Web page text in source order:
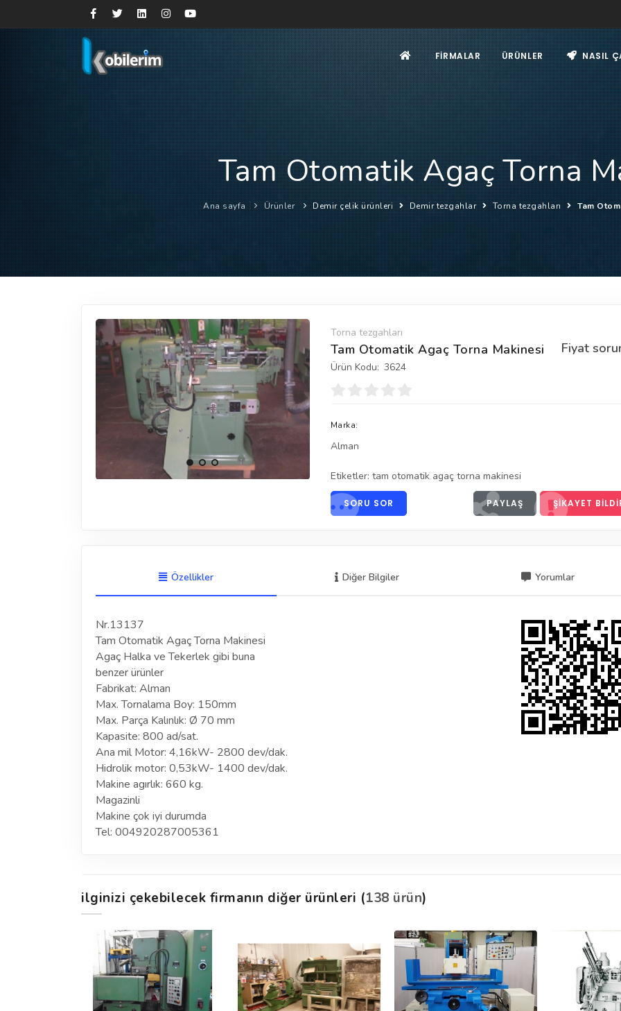
FIRMALAR ÜRÜNLER NASIL
Tam Otomatik Agaç Torna
Ana sayfa Ürünler Demir çelik ürünleri Demir tezgahlar Torna tezgahları Tam
Torna tezgahları
Fiyat
Tam Otomatik Agaç Torna Makinesi
Ürün Kodu: 3624
Marka:
Alman
Etiketler: tam otomatik agaç torna makinesi
SORU SOR PAYLAŞ ŞIKAYET
Özellikler Diğer Bilgiler Yorumlar
Nr.13137
Tam Otomatik Agaç Torna Makinesi
Agaç Halka ve Tekerlek gibi buna
benzer ürünler
Fabrikat: Alman
Max. Tornalama Boy: 150mm
Max. Parça Kalınlık: Ø 70 mm
Kapasite: 800 ad/sat.
Ana mil Motor: 4,16kW- 2800 dev/dak.
Hidrolik motor: 0,53kW- 1400 dev/dak.
Makine agırlık: 660 kg.
Magazinli
Makine çok iyi durumda
Tel: 004920287005361
ilginizi çekebilecek firmanın diğer ürünleri (138 ürün)